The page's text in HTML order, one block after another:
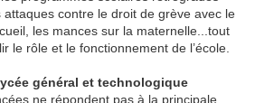
contre le droit de grève avec le
les mances sur la maternelle...tout
le rôle et le fonctionnement de l’école.
lycée général et technologique
ne répondent pas à la principale